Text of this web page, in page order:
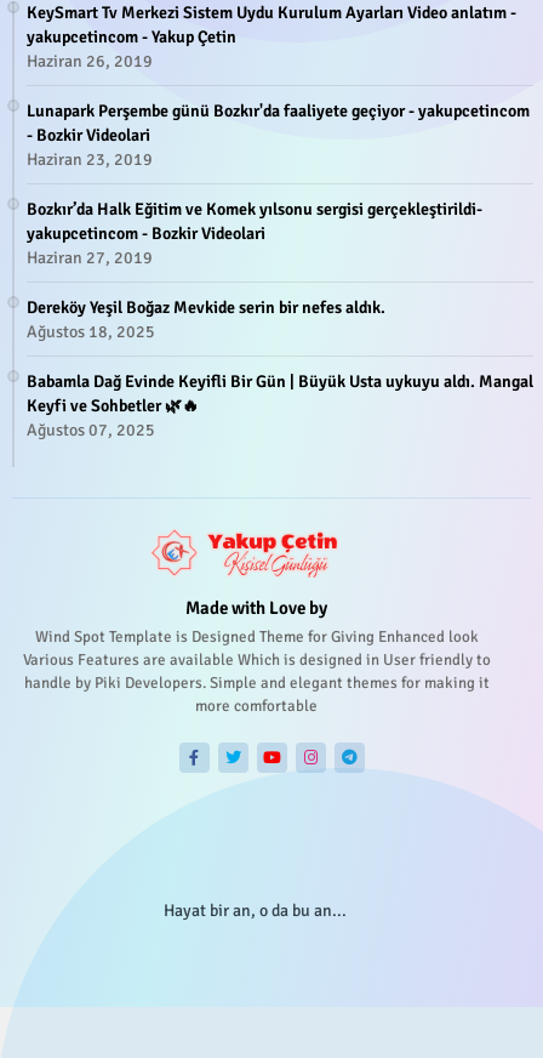
KeySmart Tv Merkezi Sistem Uydu Kurulum Ayarları Video anlatım -
yakupcetincom - Yakup Çetin
Haziran 26, 2019
Lunapark Perşembe günü Bozkır'da faaliyete geçiyor - yakupcetincom
- Bozkir Videolari
Haziran 23, 2019
Bozkır’da Halk Eğitim ve Komek yılsonu sergisi gerçekleştirildi-
yakupcetincom - Bozkir Videolari
Haziran 27, 2019
Dereköy Yeşil Boğaz Mevkide serin bir nefes aldık.
Ağustos 18, 2025
Babamla Dağ Evinde Keyifli Bir Gün | Büyük Usta uykuyu aldı. Mangal
Keyfi ve Sohbetler 🌿🔥
Ağustos 07, 2025
Made with Love by
Wind Spot Template is Designed Theme for Giving Enhanced look
Various Features are available Which is designed in User friendly to
handle by Piki Developers. Simple and elegant themes for making it
more comfortable
Hayat bir an, o da bu an...